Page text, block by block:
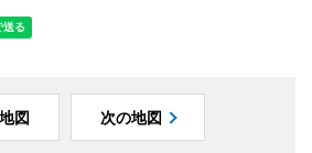
図 次の地図